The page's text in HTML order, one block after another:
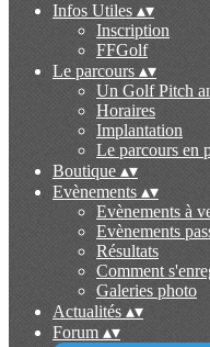
Infos Utiles ▴▾
Inscription
FFGolf
Le parcours ▴▾
Un Golf Pitch
Horaires
Implantation
Le parcours en
Boutique ▴▾
Evènements ▴▾
Evènements à
Evènements
Résultats
Comment
Galeries photo
Actualités ▴▾
Forum ▴▾